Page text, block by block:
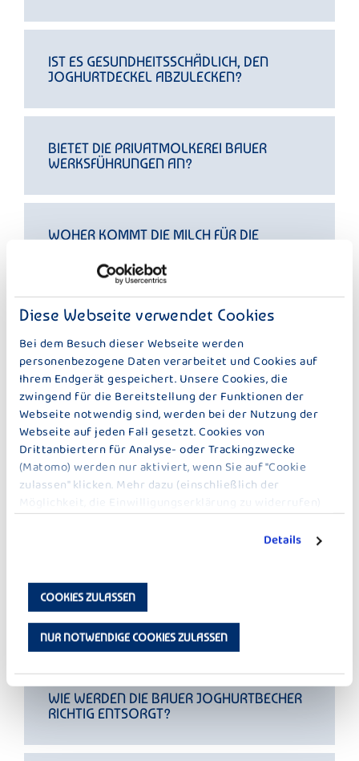
Diese Webseite verwendet Cookies
Bei dem Besuch dieser Webseite werden
personenbezogene Daten verarbeitet und Cookies auf
Ihrem Endgerät gespeichert. Unsere Cookies, die
zwingend für die Bereitstellung der Funktionen der
Webseite notwendig sind, werden bei der Nutzung der
Webseite auf jeden Fall gesetzt. Cookies von
Drittanbiertern für Analyse- oder Trackingzwecke
(Matomo) werden nur aktiviert, wenn Sie auf "Cookie
zulassen" klicken. Mehr dazu (einschließlich der
Möglichkeit, die Einwilligungserklärung zu widerrufen)
erfahren Sie in unsererDatenschutzerklärung.
Details
COOKIES ZULASSEN
NUR NOTWENDIGE COOKIES ZULASSEN
IST ES GESUNDHEITSSCHÄDLICH, DEN
JOGHURTDECKEL ABZULECKEN?
BIETET DIE PRIVATMOLKEREI BAUER
WERKSFÜHRUNGEN AN?
WOHER KOMMT DIE MILCH FÜR DIE
WIE WIRD JOGHURT BZW. FRUCHTJOGHURT
HERGESTELLT?
WARUM GIBT ES NUR GEMISCHTE STEIGEN?
DÜRFEN BAUER-MILCHPRODUKTE AUCH
WÄHREND DER SCHWANGERSCHAFT
VERZEHRT WERDEN?
MUSS MAN BAUER-PRODUKTE NACH
ABLAUF DES
MINDESTHALTBARKEITSDATUMS
WEGWERFEN?
WIE WERDEN DIE BAUER JOGHURTBECHER
RICHTIG ENTSORGT?